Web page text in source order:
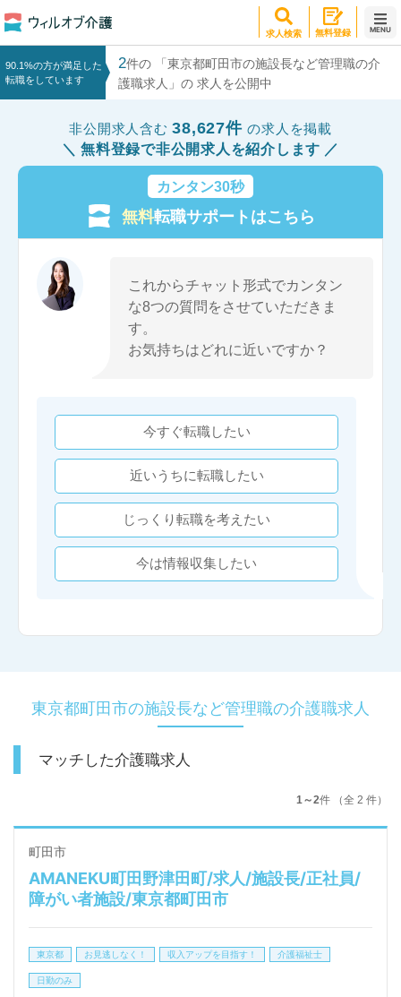
求人検索 無料登録 MENU
90.1%の方が満足した
転職をしています
2件の 「東京都町田市の施設長など管理職の介
護職求人」の 求人を公開中
非公開求人含む38,627件の求人を掲載
無料登録で非公開求人を紹介します
カンタン30秒
無料転職サポートはこちら
これからチャット形式でカンタン
な8つの質問をさせていただきま
す。
お気持ちはどれに近いですか？
今すぐ転職したい
近いうちに転職したい
じっくり転職を考えたい
今は情報収集したい
東京都町田市の施設長など管理職の介護職求人
マッチした介護職求人
1～2件 （全 2 件）
町田市
AMANEKU町田野津田町/求人/施設長/正社員/
障がい者施設/東京都町田市
東京都 お見逃しなく！ 収入アップを目指す！ 介護福祉士
日勤のみ